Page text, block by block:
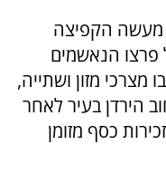
מעשה הקפיצה
פרצו הנאשמים
מצרכי מזון ושתייה,
הירדן בעיר לאחר
כסף מזומן